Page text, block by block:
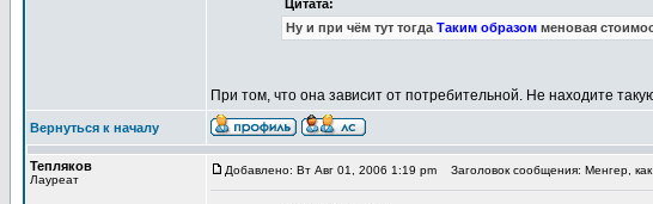
Цитата:
Ну и при чём тут тогда Таким образом меновая
При том, что она зависит от потребительной. Не находите
Вернуться к началу
Тепляков
Лауреат
Добавлено: Вт Авг 01, 2006 1:19 pm Заголовок сообщения: Менгер,